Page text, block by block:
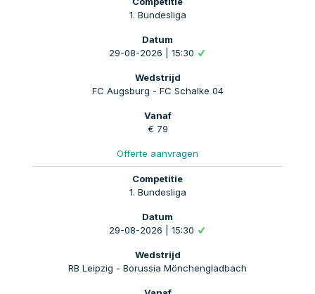
1. Bundesliga
29-08-2026 | 15:30
FC Augsburg - FC Schalke 04
€ 79
Offerte aanvragen
1. Bundesliga
29-08-2026 | 15:30
RB Leipzig - Borussia Mönchengladbach